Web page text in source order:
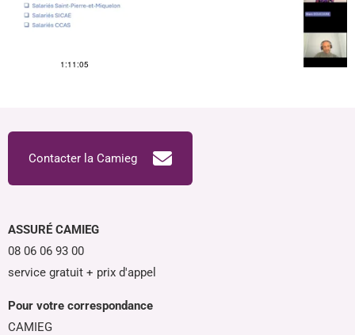
Contacter la Camieg
ASSURÉ CAMIEG
08 06 06 93 00
service gratuit + prix d'appel
Pour votre correspondance
CAMIEG